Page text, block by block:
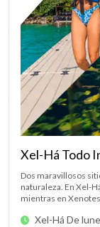
Xel-Há Todo
Dos maravillosos
naturaleza. En Xel-
mientras en
Xel-Há De